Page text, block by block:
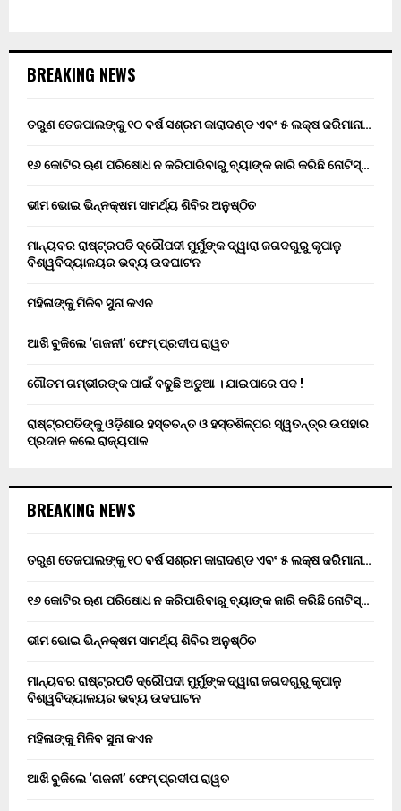
BREAKING NEWS
ତରୁଣ ତେଜପାଲଙ୍କୁ ୧୦ ବର୍ଷ ସଶ୍ରମ କାରାଦଣ୍ଡ ଏବଂ ₹୫ ଲକ୍ଷ ଜରିମାନା…
୧୬ କୋଟିର ଋଣ ପରିଷୋଧ ନ କରିପାରିବାରୁ ବ୍ୟାଙ୍କ ଜାରି କରିଛି ନୋଟିସ୍…
ଭୀମ ଭୋଇ ଭିନ୍ନକ୍ଷମ ସାମର୍ଥ୍ୟ ଶିବିର ଅନୁଷ୍ଠିତ
ମାନ୍ୟବର ରାଷ୍ଟ୍ରପତି ଦ୍ରୌପଦୀ ମୁର୍ମୁଙ୍କ ଦ୍ୱାରା ଜଗଦଗୁରୁ କୃପାଳୁ
ବିଶ୍ୱବିଦ୍ୟାଳୟର ଭବ୍ୟ ଉଦଘାଟନ
ମହିଳାଙ୍କୁ ମିଳିବ ସୁନା କଏନ
ଆଖି ବୁଜିଲେ ‘ଗଜନୀ’ ଫେମ୍ ପ୍ରଦୀପ ରାୱତ
ଗୌତମ ଗମ୍ଭୀରଙ୍କ ପାଇଁ ବଢୁଛି ଅଡୁଆ । ଯାଇପାରେ ପଦ !
ରାଷ୍ଟ୍ରପତିଙ୍କୁ ଓଡ଼ିଶାର ହସ୍ତତନ୍ତ ଓ ହସ୍ତଶିଳ୍ପର ସ୍ୱତନ୍ତ୍ର ଉପହାର
ପ୍ରଦାନ କଲେ ରାଜ୍ୟପାଳ
BREAKING NEWS
ତରୁଣ ତେଜପାଲଙ୍କୁ ୧୦ ବର୍ଷ ସଶ୍ରମ କାରାଦଣ୍ଡ ଏବଂ ₹୫ ଲକ୍ଷ ଜରିମାନା…
୧୬ କୋଟିର ଋଣ ପରିଷୋଧ ନ କରିପାରିବାରୁ ବ୍ୟାଙ୍କ ଜାରି କରିଛି ନୋଟିସ୍…
ଭୀମ ଭୋଇ ଭିନ୍ନକ୍ଷମ ସାମର୍ଥ୍ୟ ଶିବିର ଅନୁଷ୍ଠିତ
ମାନ୍ୟବର ରାଷ୍ଟ୍ରପତି ଦ୍ରୌପଦୀ ମୁର୍ମୁଙ୍କ ଦ୍ୱାରା ଜଗଦଗୁରୁ କୃପାଳୁ
ବିଶ୍ୱବିଦ୍ୟାଳୟର ଭବ୍ୟ ଉଦଘାଟନ
ମହିଳାଙ୍କୁ ମିଳିବ ସୁନା କଏନ
ଆଖି ବୁଜିଲେ ‘ଗଜନୀ’ ଫେମ୍ ପ୍ରଦୀପ ରାୱତ